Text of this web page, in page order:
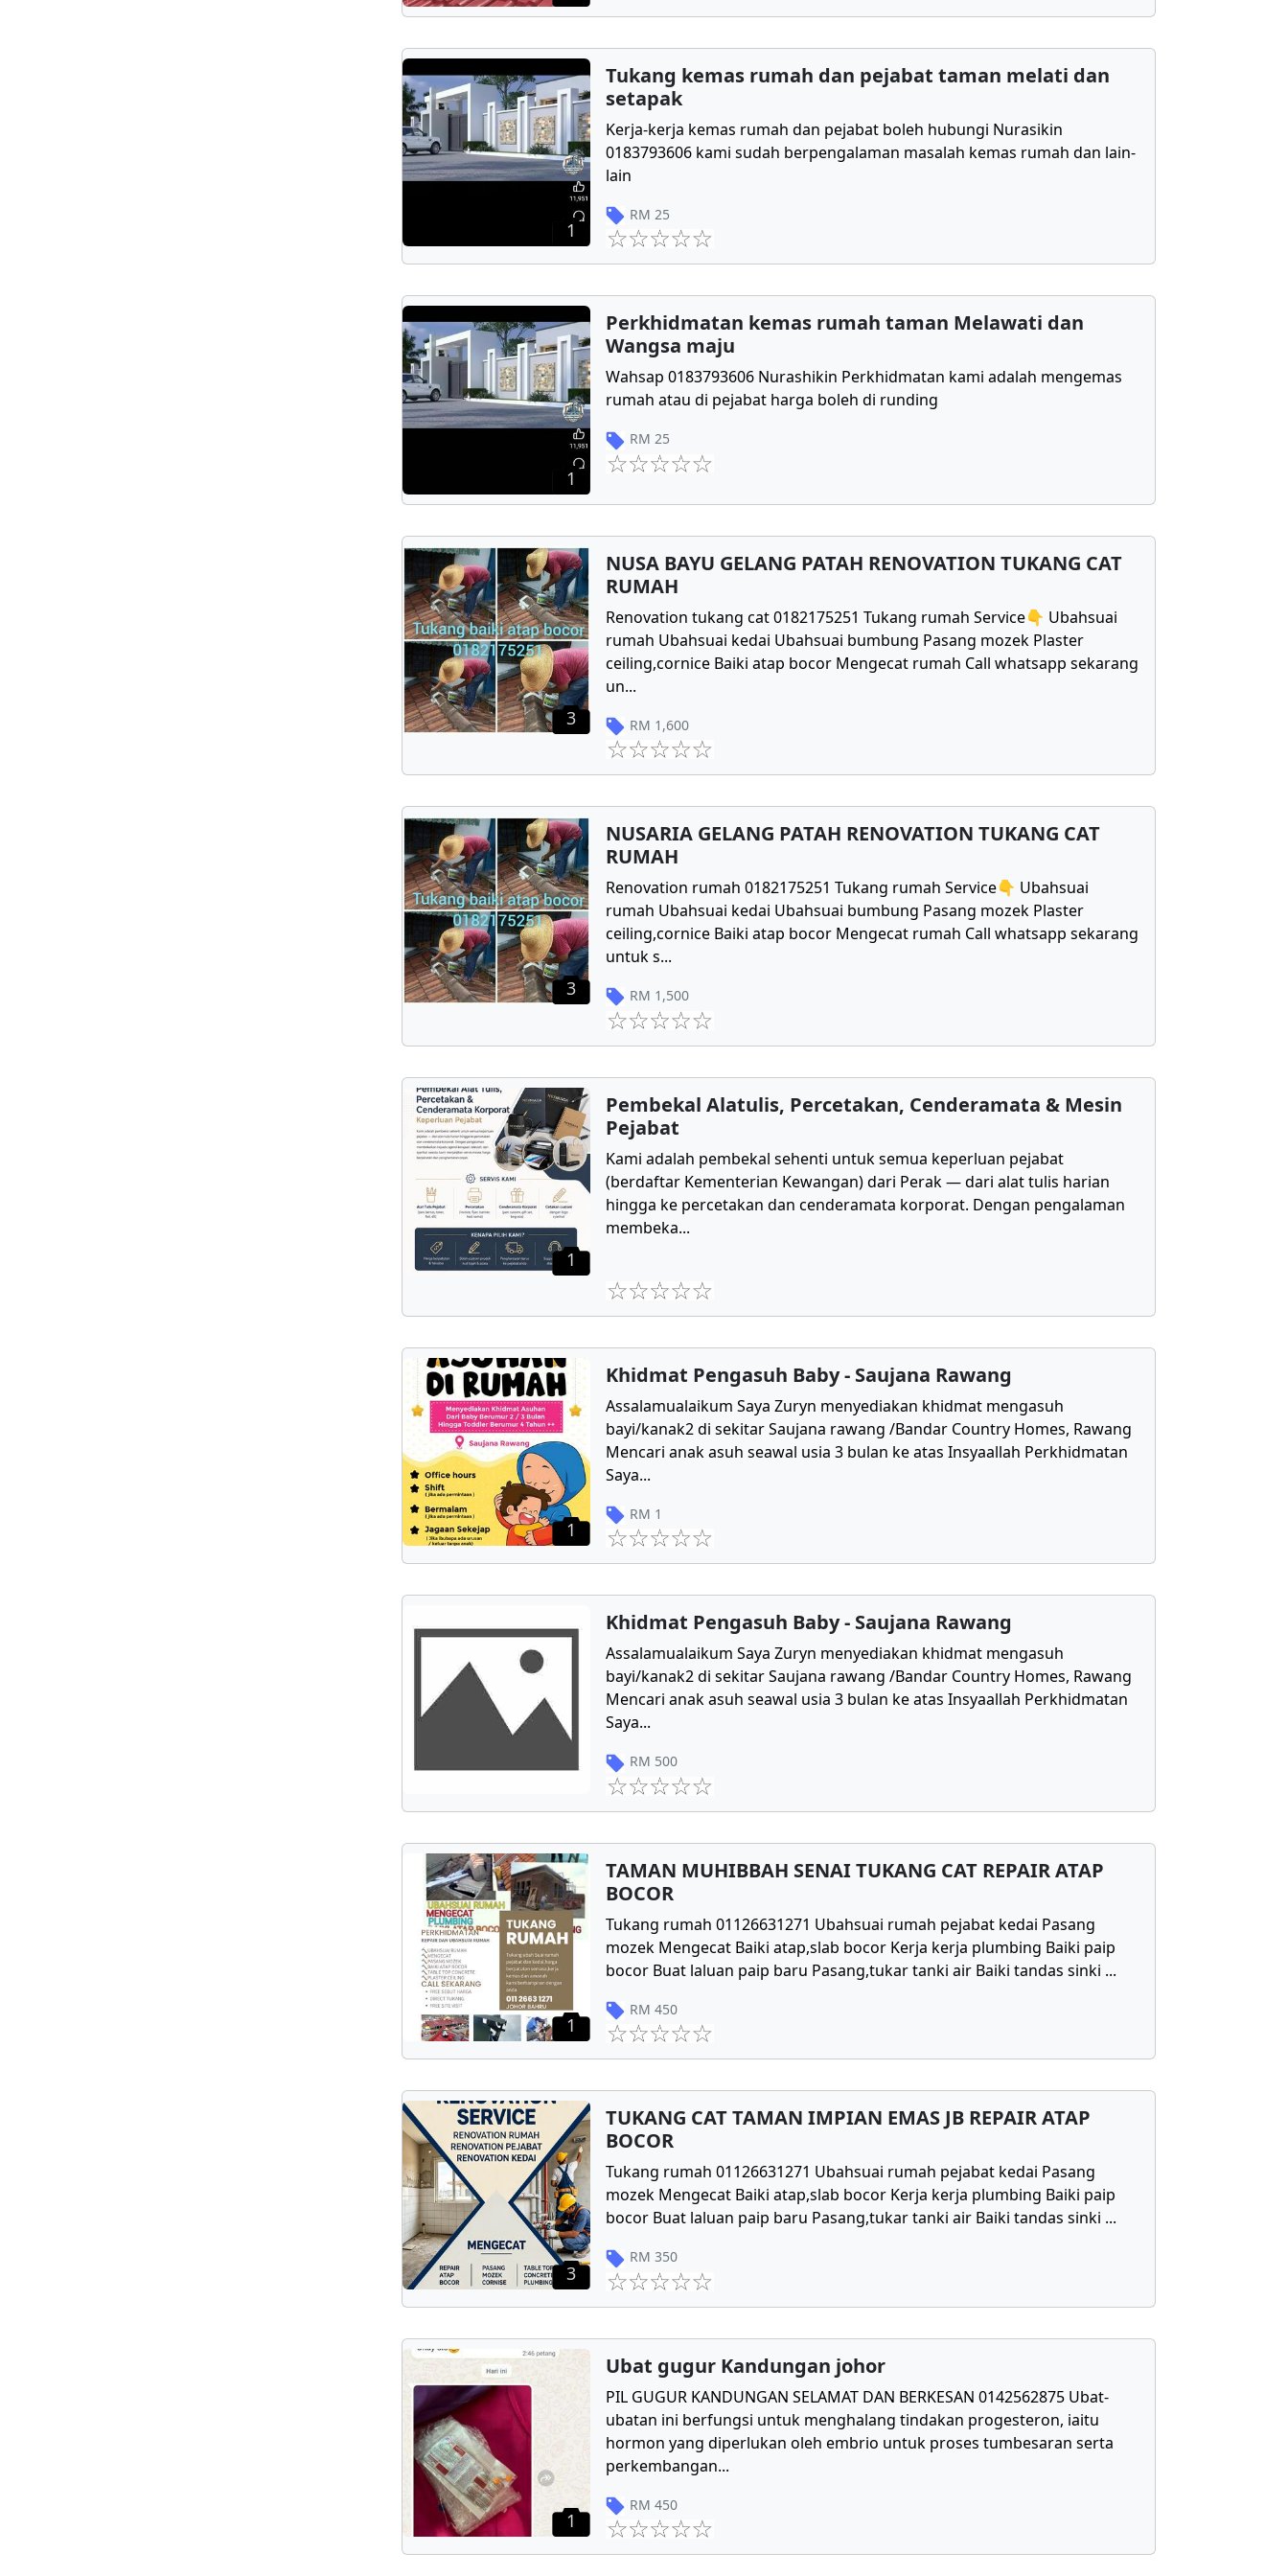
1
Tukang kemas rumah dan pejabat taman melati dan
setapak
Kerja-kerja kemas rumah dan pejabat boleh hubungi Nurasikin
0183793606 kami sudah berpengalaman masalah kemas rumah dan lain-
lain
RM 25
1
Perkhidmatan kemas rumah taman Melawati dan
Wangsa maju
Wahsap 0183793606 Nurashikin Perkhidmatan kami adalah mengemas
rumah atau di pejabat harga boleh di runding
RM 25
3
NUSA BAYU GELANG PATAH RENOVATION TUKANG CAT
RUMAH
Renovation tukang cat 0182175251 Tukang rumah Service👇 Ubahsuai
rumah Ubahsuai kedai Ubahsuai bumbung Pasang mozek Plaster
ceiling,cornice Baiki atap bocor Mengecat rumah Call whatsapp sekarang
un...
RM 1,600
3
NUSARIA GELANG PATAH RENOVATION TUKANG CAT
RUMAH
Renovation rumah 0182175251 Tukang rumah Service👇 Ubahsuai
rumah Ubahsuai kedai Ubahsuai bumbung Pasang mozek Plaster
ceiling,cornice Baiki atap bocor Mengecat rumah Call whatsapp sekarang
untuk s...
RM 1,500
1
Pembekal Alatulis, Percetakan, Cenderamata & Mesin
Pejabat
Kami adalah pembekal sehenti untuk semua keperluan pejabat
(berdaftar Kementerian Kewangan) dari Perak — dari alat tulis harian
hingga ke percetakan dan cenderamata korporat. Dengan pengalaman
membeka...
1
Khidmat Pengasuh Baby - Saujana Rawang
Assalamualaikum Saya Zuryn menyediakan khidmat mengasuh
bayi/kanak2 di sekitar Saujana rawang /Bandar Country Homes, Rawang
Mencari anak asuh seawal usia 3 bulan ke atas Insyaallah Perkhidmatan
Saya...
RM 1
Khidmat Pengasuh Baby - Saujana Rawang
Assalamualaikum Saya Zuryn menyediakan khidmat mengasuh
bayi/kanak2 di sekitar Saujana rawang /Bandar Country Homes, Rawang
Mencari anak asuh seawal usia 3 bulan ke atas Insyaallah Perkhidmatan
Saya...
RM 500
1
TAMAN MUHIBBAH SENAI TUKANG CAT REPAIR ATAP
BOCOR
Tukang rumah 01126631271 Ubahsuai rumah pejabat kedai Pasang
mozek Mengecat Baiki atap,slab bocor Kerja kerja plumbing Baiki paip
bocor Buat laluan paip baru Pasang,tukar tanki air Baiki tandas sinki ...
RM 450
3
TUKANG CAT TAMAN IMPIAN EMAS JB REPAIR ATAP
BOCOR
Tukang rumah 01126631271 Ubahsuai rumah pejabat kedai Pasang
mozek Mengecat Baiki atap,slab bocor Kerja kerja plumbing Baiki paip
bocor Buat laluan paip baru Pasang,tukar tanki air Baiki tandas sinki ...
RM 350
1
Ubat gugur Kandungan johor
PIL GUGUR KANDUNGAN SELAMAT DAN BERKESAN 0142562875 Ubat-
ubatan ini berfungsi untuk menghalang tindakan progesteron, iaitu
hormon yang diperlukan oleh embrio untuk proses tumbesaran serta
perkembangan...
RM 450